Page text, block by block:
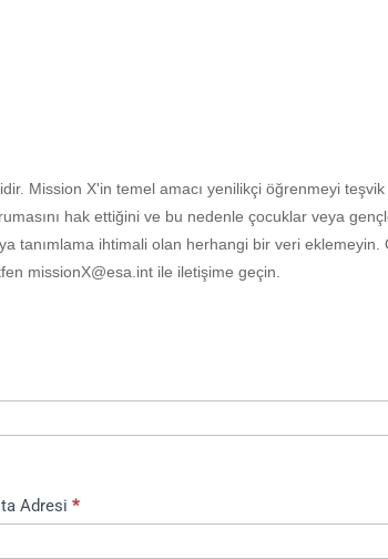
Mission X'in temel amacı yenilikçi öğrenmeyi
hak ettiğini ve bu nedenle çocuklar veya
tanımlama ihtimali olan herhangi bir veri eklemeyin.
missionX@esa.int ile iletişime geçin.
Adresi*